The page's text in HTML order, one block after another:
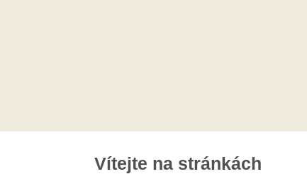
Vítejte na stránkách